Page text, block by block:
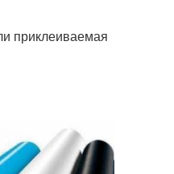
приклеиваемая